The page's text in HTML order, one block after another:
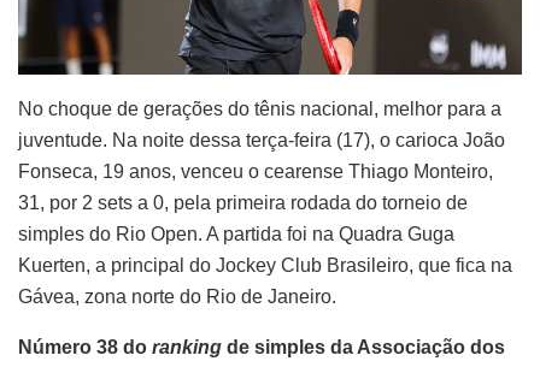
No choque de gerações do tênis nacional, melhor para a
juventude. Na noite dessa terça-feira (17), o carioca João
Fonseca, 19 anos, venceu o cearense Thiago Monteiro,
31, por 2 sets a 0, pela primeira rodada do torneio de
simples do Rio Open. A partida foi na Quadra Guga
Kuerten, a principal do Jockey Club Brasileiro, que fica na
Gávea, zona norte do Rio de Janeiro.
Número 38 do ranking de simples da Associação dos